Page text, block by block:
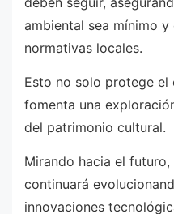
ambiental sea mínimo
normativas locales.
Esto no solo protege el
fomenta una
del patrimonio cultural.
Mirando hacia el
continuará
innovaciones